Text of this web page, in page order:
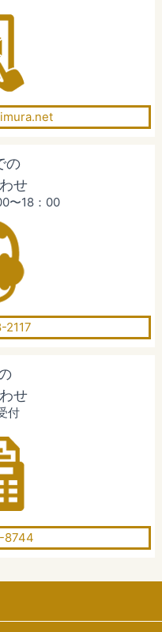
の
せ
〜18：00
せ
付
8744